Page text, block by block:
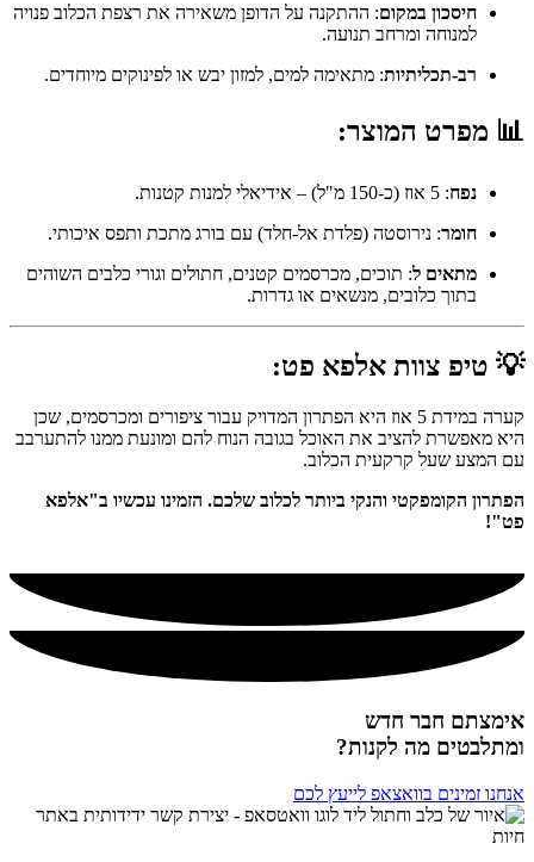
חיסכון במקום: ההתקנה על הדופן משאירה את רצפת הכלוב פנויה
למנוחה ומרחב תנועה.
רב-תכליתיות: מתאימה למים, למזון יבש או לפינוקים מיוחדים.
📊 מפרט המוצר:
נפח: 5 אוז (כ-150 מ"ל) – אידיאלי למנות קטנות.
חומר: נירוסטה (פלדת אל-חלד) עם בורג מתכת ותפס איכותי.
מתאים ל: תוכים, מכרסמים קטנים, חתולים וגורי כלבים השוהים
בתוך כלובים, מנשאים או גדרות.
💡 טיפ צוות אלפא פט:
קערה במידת 5 אוז היא הפתרון המדויק עבור ציפורים ומכרסמים, שכן
היא מאפשרת להציב את האוכל בגובה הנוח להם ומונעת ממנו להתערבב
עם המצע שעל קרקעית הכלוב.
הפתרון הקומפקטי והנקי ביותר לכלוב שלכם. הזמינו עכשיו ב"אלפא
פט"!
אימצתם חבר חדש
ומתלבטים מה לקנות?
אנחנו זמינים בוואצאפ לייעץ לכם